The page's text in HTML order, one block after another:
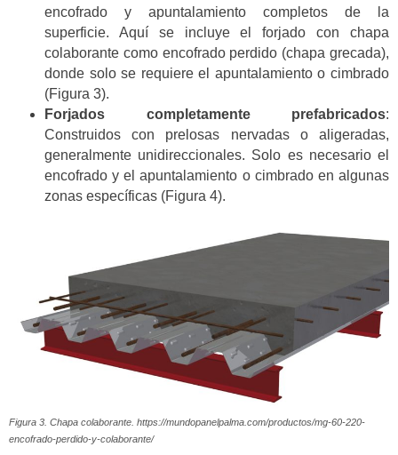
encofrado y apuntalamiento completos de la
superficie. Aquí se incluye el forjado con chapa
colaborante como encofrado perdido (chapa grecada),
donde solo se requiere el apuntalamiento o cimbrado
(Figura 3).
Forjados completamente prefabricados:
Construidos con prelosas nervadas o aligeradas,
generalmente unidireccionales. Solo es necesario el
encofrado y el apuntalamiento o cimbrado en algunas
zonas específicas (Figura 4).
Figura 3. Chapa colaborante. https://mundopanelpalma.com/productos/mg-60-220-
encofrado-perdido-y-colaborante/